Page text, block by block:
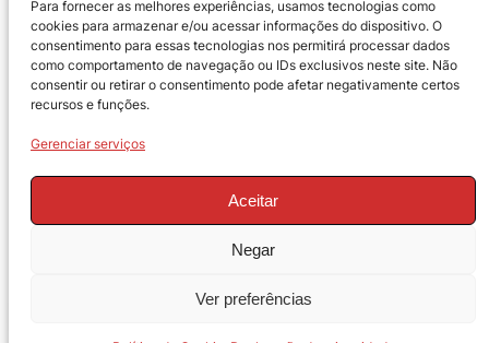
Para fornecer as melhores experiências, usamos tecnologias como
cookies para armazenar e/ou acessar informações do dispositivo. O
consentimento para essas tecnologias nos permitirá processar dados
como comportamento de navegação ou IDs exclusivos neste site. Não
consentir ou retirar o consentimento pode afetar negativamente certos
recursos e funções.
Gerenciar serviços
Aceitar
Negar
Ver preferências
Política de Privacidade
Política de Troca e Devoluções
Política de Reembolso
18.269.230/0001-16. Todos os direitos